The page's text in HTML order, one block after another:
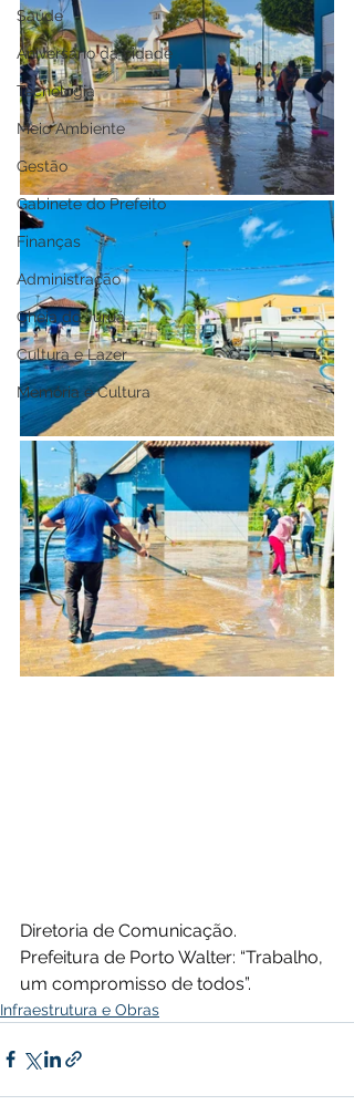
Saúde
Aniversário da cidade
Tecnologia
Meio Ambiente
Gestão
Gabinete do Prefeito
Finanças
Administração
Cheia do Juruá
Cultura e Lazer
Memória e Cultura
Diretoria de Comunicação.
Prefeitura de Porto Walter: “Trabalho,
um compromisso de todos”.
Infraestrutura e Obras